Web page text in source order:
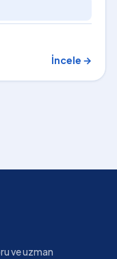
İncele →
ve uzman